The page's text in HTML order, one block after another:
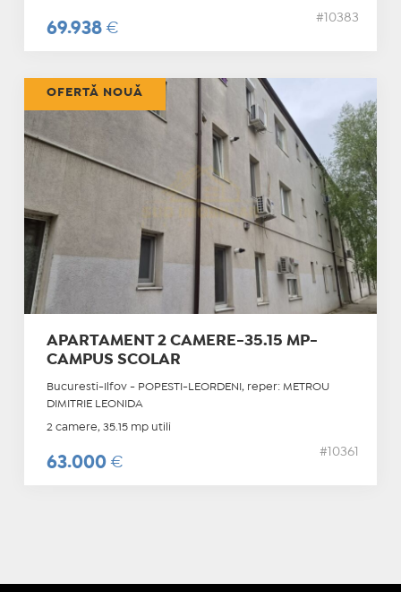
69.938 €
#10383
APARTAMENT 2 CAMERE-35.15 MP-
CAMPUS SCOLAR
Bucuresti-Ilfov - POPESTI-LEORDENI, reper: METROU
DIMITRIE LEONIDA
2 camere, 35.15 mp utili
63.000 €
#10361
OFERTĂ NOUĂ